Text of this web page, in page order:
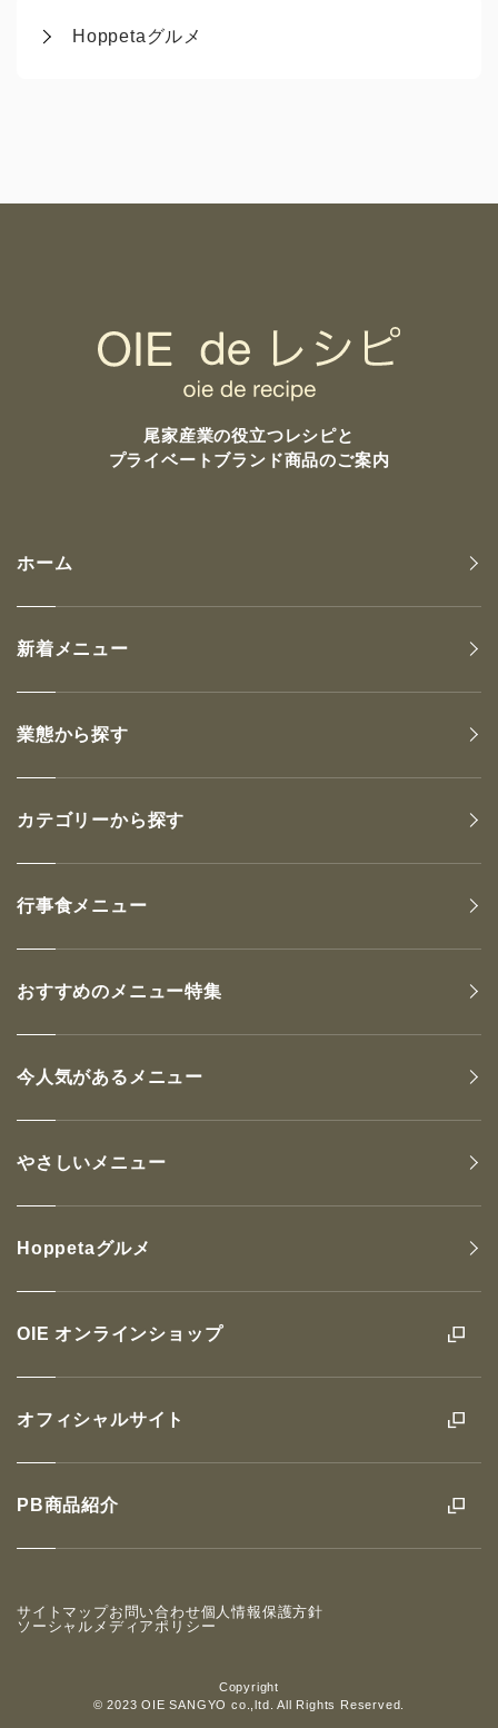
Hoppetaグルメ
尾家産業の役立つレシピと
プライベートブランド商品のご案内
OIE オンラインショップ
オフィシャルサイト
PB商品紹介
ホーム
新着メニュー
業態から探す
カテゴリーから探す
行事食メニュー
おすすめのメニュー特集
今人気があるメニュー
やさしいメニュー
Hoppetaグルメ
Copyright
© 2023 OIE SANGYO co.,ltd. All Rights Reserved.
サイトマップお問い合わせ個人情報保護方針
ソーシャルメディアポリシー